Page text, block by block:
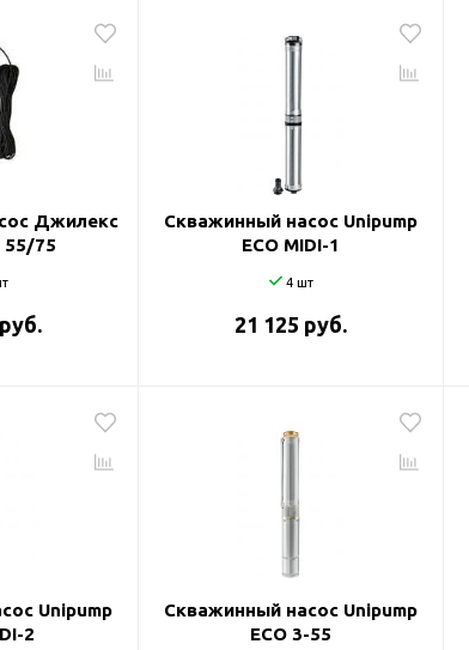
Джилекс
75
Скважинный насос Unipump
ECO MIDI-1
4 шт
21 125 руб.
Unipump
2
Скважинный насос Unipump
ECO 3-55